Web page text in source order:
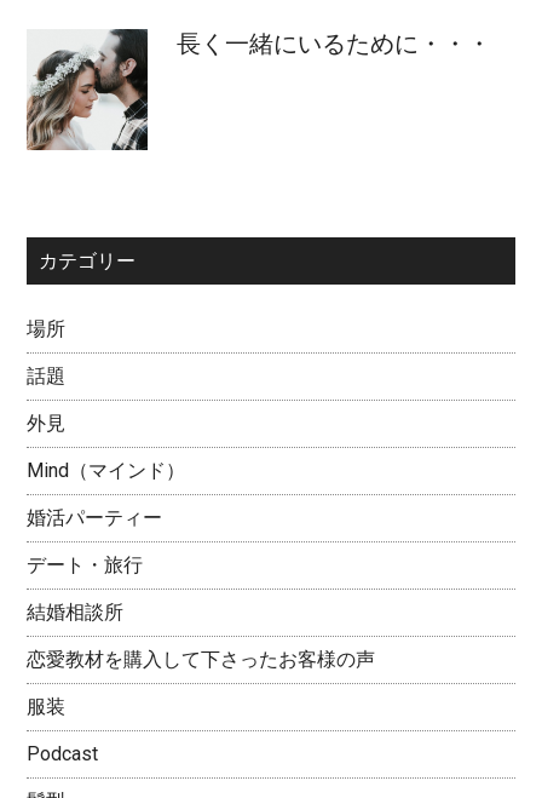
長く一緒にいるために・・・
カテゴリー
場所
話題
外見
Mind（マインド）
婚活パーティー
デート・旅行
結婚相談所
恋愛教材を購入して下さったお客様の声
服装
Podcast